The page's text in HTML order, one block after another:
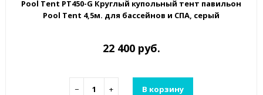
Pool Tent PT450-G Круглый купольный тент павильон
Pool Tent 4,5м. для бассейнов и СПА, серый
22 400 руб.
− + В корзину